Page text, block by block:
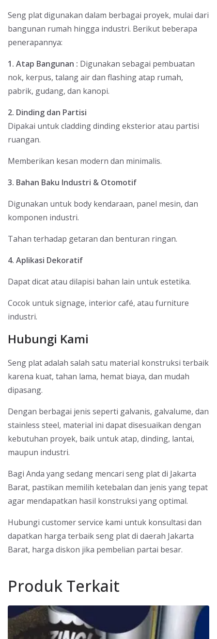
Seng plat digunakan dalam berbagai proyek, mulai dari
bangunan rumah hingga industri. Berikut beberapa
penerapannya:
1. Atap Bangunan : Digunakan sebagai pembuatan
nok, kerpus, talang air dan flashing atap rumah,
pabrik, gudang, dan kanopi.
2. Dinding dan Partisi
Dipakai untuk cladding dinding eksterior atau partisi
ruangan.
Memberikan kesan modern dan minimalis.
3. Bahan Baku Industri & Otomotif
Digunakan untuk body kendaraan, panel mesin, dan
komponen industri.
Tahan terhadap getaran dan benturan ringan.
4. Aplikasi Dekoratif
Dapat dicat atau dilapisi bahan lain untuk estetika.
Cocok untuk signage, interior café, atau furniture
industri.
Hubungi Kami
Seng plat adalah salah satu material konstruksi terbaik
karena kuat, tahan lama, hemat biaya, dan mudah
dipasang.
Dengan berbagai jenis seperti galvanis, galvalume, dan
stainless steel, material ini dapat disesuaikan dengan
kebutuhan proyek, baik untuk atap, dinding, lantai,
maupun industri.
Bagi Anda yang sedang mencari seng plat di Jakarta
Barat, pastikan memilih ketebalan dan jenis yang tepat
agar mendapatkan hasil konstruksi yang optimal.
Hubungi customer service kami untuk konsultasi dan
dapatkan harga terbaik seng plat di daerah Jakarta
Barat, harga diskon jika pembelian partai besar.
Produk Terkait